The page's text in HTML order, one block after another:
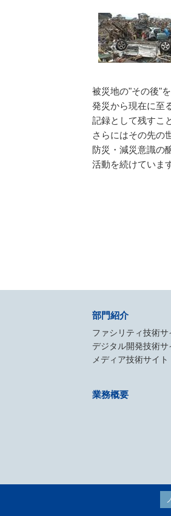
被災地の"その後"
発災から現在に至
記録として残すこ
さらにはその先の
防災・減災意識の
活動を続けていま
部門紹介
ファシリティ技術サ
デジタル開発技術サ
メディア技術サイト
業務概要